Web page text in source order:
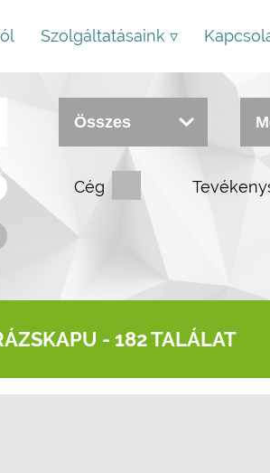
Szolgáltatásaink ▿
Cég
- 182 TALÁLAT